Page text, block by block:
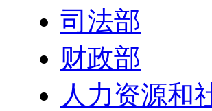
司法部
财政部
人力资源和